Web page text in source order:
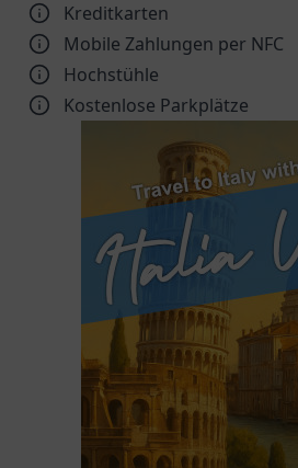
Kreditkarten
Mobile Zahlungen per NFC
Hochstühle
Kostenlose Parkplätze